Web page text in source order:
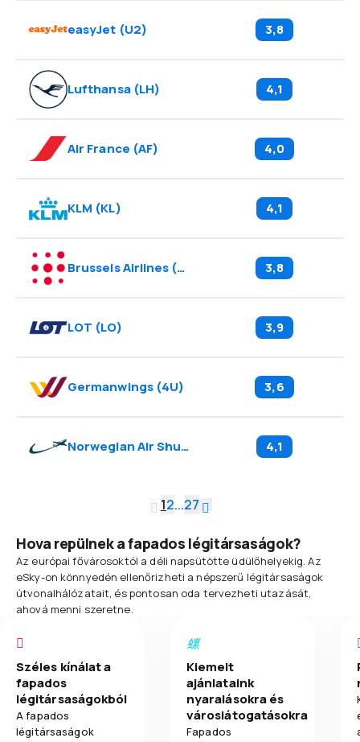
easyJet (U2) 3,8
Lufthansa(LH) 4,1
Air France (AF) 4,0
KLM (KL) 4,1
Brussels Airlines (SN 3,8
LOT (LO) 3,9
Germanwings(4U) 3,6
Norwegian Air Shuttle 4,1
12...27
Hova repülnek a fapados légitársaságok?
Az európai fővárosoktól a déli napsütötte üdülőhelyekig. Az
eSky-on könnyedén ellenőrizheti a népszerű légitársaságok
útvonalhálózatait, és pontosan oda tervezheti utazását,
ahová menni szeretne.
Széles kínálat a
fapados
légitársaságokból
A fapados
légitársaságok
Kiemelt
ajánlataink
nyaralásokra és
városlátogatásokra
Fapados